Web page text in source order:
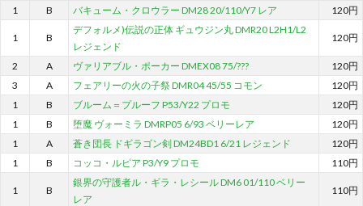
1 B バキューム・クロウラー DM28 20/110/Y7 レア 120円
1 B
デフォルメ)伝説の正体 ギュウジン丸 DMR20 L2H1/L2
レジェンド
120円
2 A ヴァリアブル・ポーカー DMEX08 75/???
120円
3
A フェアリーの火の子祭 DMR04 45/55 コモン
120円
1
B ブルーム＝プルーフ P53/Y22 プロモ
120円
1
B 堕魔 ヴォーミラ DMRP05 6/93 ベリーレア
120円
1
A 蒼き団長 ドギラゴン剣 DM24BD1 6/21 レジェンド
120円
1
B コッコ・ルピア P3/Y9 プロモ 110円
1 B
銀界の守護者ル・ギラ・レシール DM6 01/110 ベリー
レア
110円